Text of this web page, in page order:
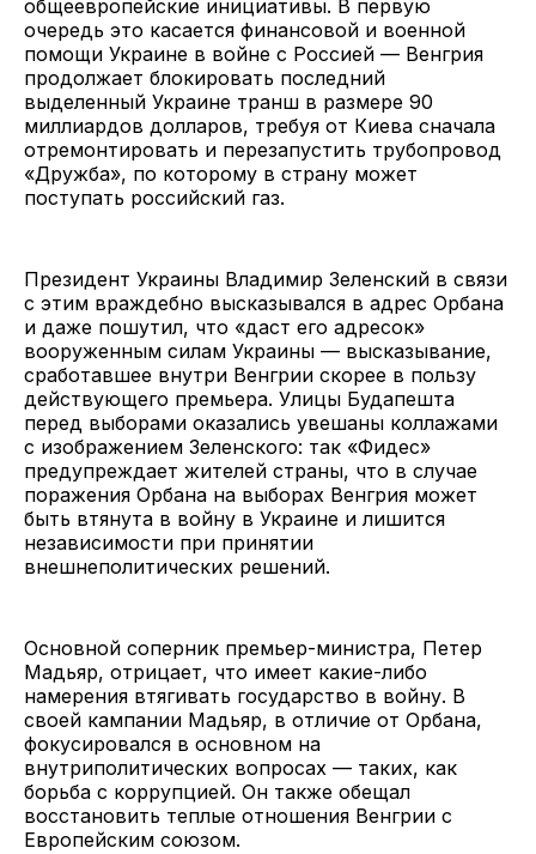
общеевропейские инициативы. В первую
очередь это касается финансовой и военной
помощи Украине в войне с Россией — Венгрия
продолжает блокировать последний
выделенный Украине транш в размере 90
миллиардов долларов, требуя от Киева сначала
отремонтировать и перезапустить трубопровод
«Дружба», по которому в страну может
поступать российский газ.
Президент Украины Владимир Зеленский в связи
с этим враждебно высказывался в адрес Орбана
и даже пошутил, что «даст его адресок»
вооруженным силам Украины — высказывание,
сработавшее внутри Венгрии скорее в пользу
действующего премьера. Улицы Будапешта
перед выборами оказались увешаны коллажами
с изображением Зеленского: так «Фидес»
предупреждает жителей страны, что в случае
поражения Орбана на выборах Венгрия может
быть втянута в войну в Украине и лишится
независимости при принятии
внешнеполитических решений.
Основной соперник премьер-министра, Петер
Мадьяр, отрицает, что имеет какие-либо
намерения втягивать государство в войну. В
своей кампании Мадьяр, в отличие от Орбана,
фокусировался в основном на
внутриполитических вопросах — таких, как
борьба с коррупцией. Он также обещал
восстановить теплые отношения Венгрии с
Европейским союзом.